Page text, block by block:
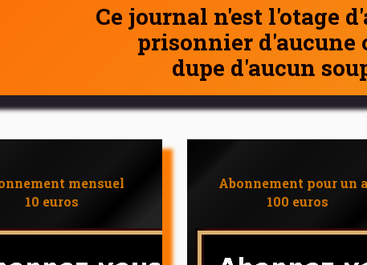
Ce journal n'est l'otage
prisonnier d'aucune
dupe d'aucun
mensuel
10 euros
Abonnement pour un
100 euros